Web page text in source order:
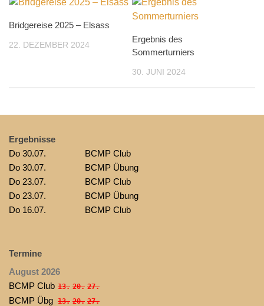
Bridgereise 2025 – Elsass
22. DEZEMBER 2024
Ergebnis des
Sommerturniers
30. JUNI 2024
Ergebnisse
Do 30.07.
BCMP Club
Do 30.07.
BCMP Übung
Do 23.07.
BCMP Club
Do 23.07.
BCMP Übung
Do 16.07.
BCMP Club
Termine
August 2026
BCMP Club 13. 20. 27.
BCMP Übg 13. 20. 27.